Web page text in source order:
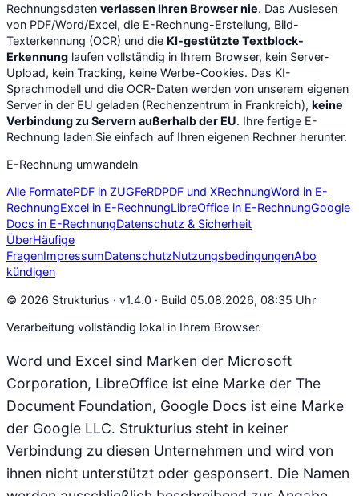
Rechnungsdaten verlassen Ihren Browser nie. Das Auslesen
von PDF/Word/Excel, die E-Rechnung-Erstellung, Bild-
Texterkennung (OCR) und die KI-gestützte Textblock-
Erkennung laufen vollständig in Ihrem Browser, kein Server-
Upload, kein Tracking, keine Werbe-Cookies. Das KI-
Sprachmodell und die OCR-Daten werden von unserem eigenen
Server in der EU geladen (Rechenzentrum in Frankreich), keine
Verbindung zu Servern außerhalb der EU. Ihre fertige E-
Rechnung laden Sie einfach auf Ihren eigenen Rechner herunter.
E-Rechnung umwandeln
Alle FormatePDF in ZUGFeRDPDF und XRechnungWord in E-
RechnungExcel in E-RechnungLibreOffice in E-RechnungGoogle
Docs in E-RechnungDatenschutz & Sicherheit
ÜberHäufige
FragenImpressumDatenschutzNutzungsbedingungenAbo
kündigen
© 2026 Strukturius · v1.4.0 · Build 05.08.2026, 08:35 Uhr
Verarbeitung vollständig lokal in Ihrem Browser.
Word und Excel sind Marken der Microsoft
Corporation, LibreOffice ist eine Marke der The
Document Foundation, Google Docs ist eine Marke
der Google LLC. Strukturius steht in keiner
Verbindung zu diesen Unternehmen und wird von
ihnen nicht unterstützt oder gesponsert. Die Namen